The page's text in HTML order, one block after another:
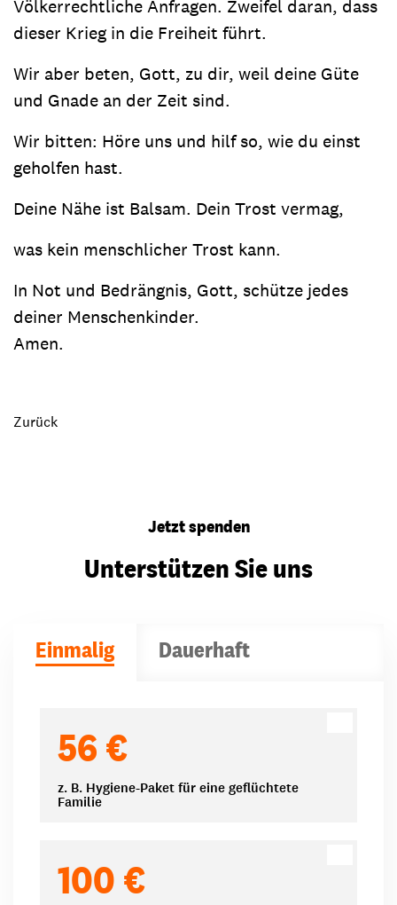
Völkerrechtliche Anfragen. Zweifel daran, dass
dieser Krieg in die Freiheit führt.
Wir aber beten, Gott, zu dir, weil deine Güte
und Gnade an der Zeit sind.
Wir bitten: Höre uns und hilf so, wie du einst
geholfen hast.
Deine Nähe ist Balsam. Dein Trost vermag,
was kein menschlicher Trost kann.
In Not und Bedrängnis, Gott, schütze jedes
deiner Menschenkinder.
Amen.
Zurück
Jetzt spenden
Unterstützen Sie uns
Einmalig Dauerhaft
56 €
z. B. Hygiene-Paket für eine geflüchtete
Familie
100 €